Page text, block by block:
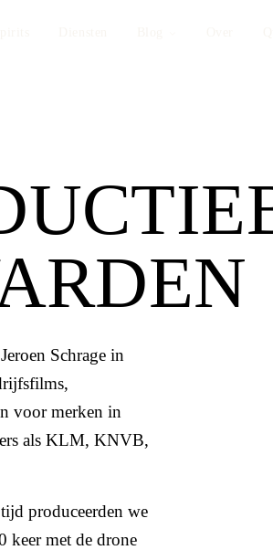
Jeroen Schrage in
voor merken in
als KLM, KNVB,
produceerden we
keer met de drone